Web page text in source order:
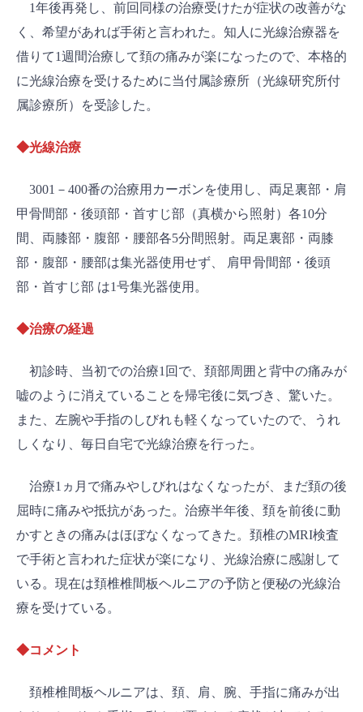
1年後再発し、前回同様の治療受けたが症状の改善がな
く、希望があれば手術と言われた。知人に光線治療器を
借りて1週間治療して頚の痛みが楽になったので、本格的
に光線治療を受けるために当付属診療所（光線研究所付
属診療所）を受診した。
◆光線治療
3001－400番の治療用カーボンを使用し、両足裏部・肩
甲骨間部・後頭部・首すじ部（真横から照射）各10分
間、両膝部・腹部・腰部各5分間照射。両足裏部・両膝
部・腹部・腰部は集光器使用せず、 肩甲骨間部・後頭
部・首すじ部 は1号集光器使用。
◆治療の経過
初診時、当初での治療1回で、頚部周囲と背中の痛みが
嘘のように消えていることを帰宅後に気づき、驚いた。
また、左腕や手指のしびれも軽くなっていたので、うれ
しくなり、毎日自宅で光線治療を行った。
治療1ヵ月で痛みやしびれはなくなったが、まだ頚の後
屈時に痛みや抵抗があった。治療半年後、頚を前後に動
かすときの痛みはほぼなくなってきた。頚椎のMRI検査
で手術と言われた症状が楽になり、光線治療に感謝して
いる。現在は頚椎椎間板ヘルニアの予防と便秘の光線治
療を受けている。
◆コメント
頚椎椎間板ヘルニアは、頚、肩、腕、手指に痛みが出